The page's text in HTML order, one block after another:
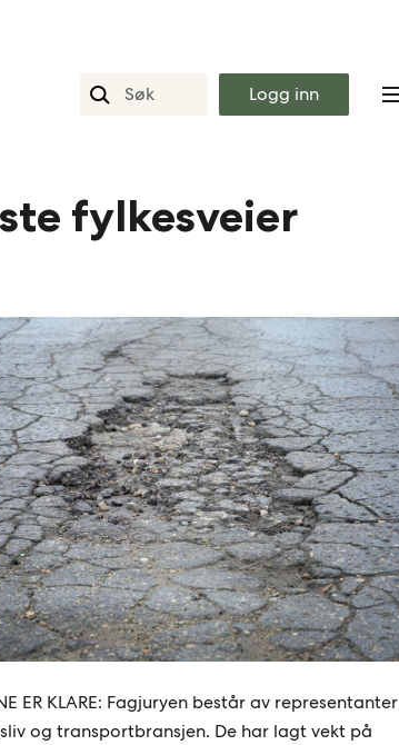
Logg inn
fylkesveier
ER KLARE: Fagjuryen består av representanter
og transportbransjen. De har lagt vekt på